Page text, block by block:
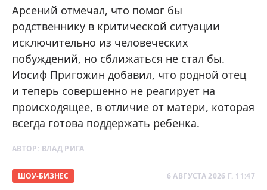
Арсений отмечал, что помог бы
родственнику в критической ситуации
исключительно из человеческих
побуждений, но сближаться не стал бы.
Иосиф Пригожин добавил, что родной отец
и теперь совершенно не реагирует на
происходящее, в отличие от матери, которая
всегда готова поддержать ребенка.
АВТОР: ВЛАД РИГА
ШОУ-БИЗНЕС 6 АВГУСТА 2026 Г. 11:47